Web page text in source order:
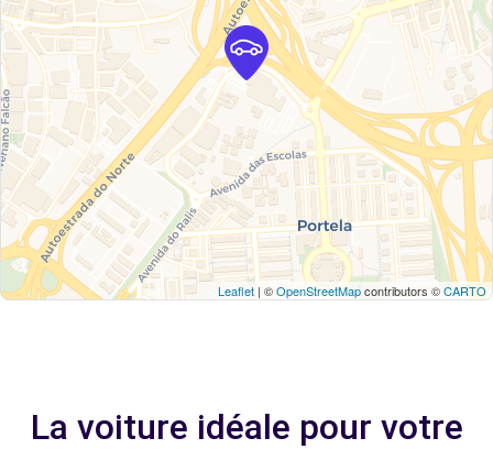
Leaflet | ©OpenStreetMapcontributors ©CARTO
La voiture idéale pour votre